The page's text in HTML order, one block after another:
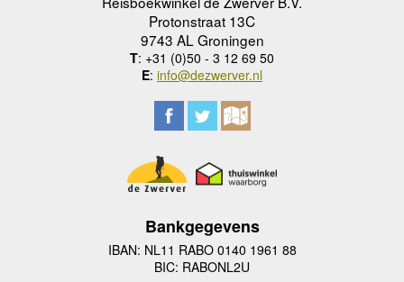
Protonstraat 13C
9743 AL Groningen
T: +31 (0)50 - 3 12 69 50
E: info@dezwerver.nl
Bankgegevens
IBAN: NL11 RABO 0140 1961 88
BIC: RABONL2U